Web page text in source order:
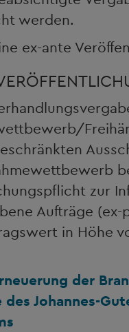
werden.
ex-ante
zur
Aufträge (ex-
in Höhe
der
des Johannes-